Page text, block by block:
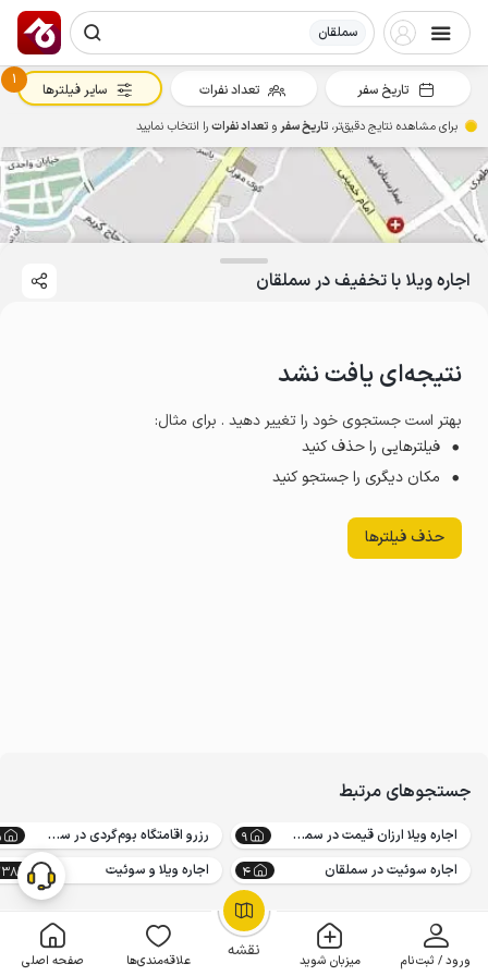
سملقان
نقشه ورود / ثبت‌نام میزبان شوید علاقه‌مندی‌ها صفحه اصلی
OpenStreetMap
اجاره ویلا با تخفیف در سملقان
نتیجه‌ای یافت نشد
بهتر است جستجوی خود را تغییر دهید . برای مثال:
فیلترهایی را حذف کنید
مکان دیگری را جستجو کنید
حذف فیلترها
جستجوهای مرتبط
اجاره ویلا ارزان قیمت در سملقان 9 رزرو اقامتگاه بوم‌گردی در سملقان
اجاره سوئیت در سملقان
4 اجاره ویلا و سوئیت
تاریخ سفر تعداد نفرات
1
سایر فیلترها
برای مشاهده نتایج دقیق‌تر، تاریخ سفرو تعداد نفراترا انتخاب نمایید